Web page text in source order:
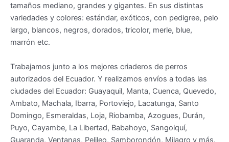
tamaños mediano, grandes y gigantes. En sus distintas
variedades y colores: estándar, exóticos, con pedigree, pelo
largo, blancos, negros, dorados, tricolor, merle, blue,
marrón etc.
Trabajamos junto a los mejores criaderos de perros
autorizados del Ecuador. Y realizamos envíos a todas las
ciudades del Ecuador: Guayaquil, Manta, Cuenca, Quevedo,
Ambato, Machala, Ibarra, Portoviejo, Lacatunga, Santo
Domingo, Esmeraldas, Loja, Riobamba, Azogues, Durán,
Puyo, Cayambe, La Libertad, Babahoyo, Sangolquí,
Guaranda, Ventanas, Pelileo, Samborondón, Milagro y más.